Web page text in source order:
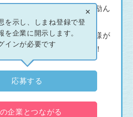
しながら、モノづくりに励ん
なく、世界中からもお客様が
そして世界へ商品を発送！
応募する
×
を示し、しまね登録で登
を企業に開示します。
インが必要です
企業とつながる